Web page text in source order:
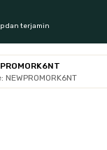
dan terjamin
NEWPROMORK6NT